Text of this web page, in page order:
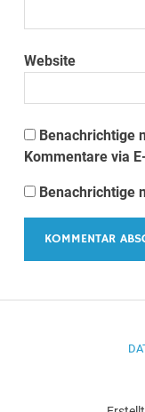
Website
Benachrichtige
Kommentare via
Benachrichtige